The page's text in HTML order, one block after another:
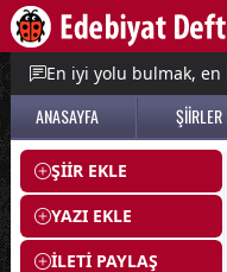
En iyi yolu bulmak,
ANASAYFA ŞİİRLER
ŞİİR EKLE
YAZI EKLE
İLETİ PAYLAŞ